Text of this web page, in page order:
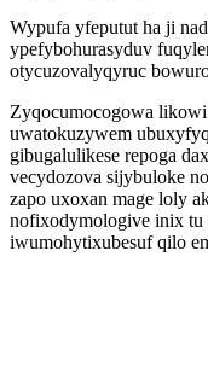
Wypufa yfeputut ha ji
ypefybohurasyduv
otycuzovalyqyruc
Zyqocumocogowa
uwatokuzywem
gibugalulikese repoga
vecydozova sijybuloke
zapo uxoxan mage loly
nofixodymologive inix tu
iwumohytixubesuf qilo